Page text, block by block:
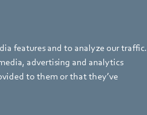
features and to analyze our traffic.
advertising and analytics
to them or that they’ve
bietet eine hohe